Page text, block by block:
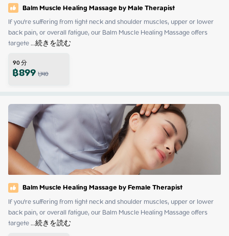
Balm Muscle Healing Massage by Male Therapist
If you're suffering from tight neck and shoulder muscles, upper or lower
back pain, or overall fatigue, our Balm Muscle Healing Massage offers
targete ...続きを読む
90分
฿8991,140
Balm Muscle Healing Massage by Female Therapist
If you're suffering from tight neck and shoulder muscles, upper or lower
back pain, or overall fatigue, our Balm Muscle Healing Massage offers
targete ...続きを読む